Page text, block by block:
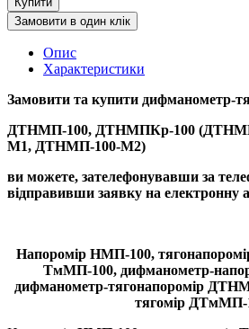
Замовити в один клік
Опис
Характеристики
Замовити та купити дифманометр-
ДТНМП-100, ДТНМПКр-100
М1, ДТНМП-100-М2)
ви можете, зателефонувавши за
відправивши заявку на електронну
Напоромір НМП-100,
ТмМП-100, дифманометр-
дифманометр-тягонапоромір
тягомір ДТмМП-